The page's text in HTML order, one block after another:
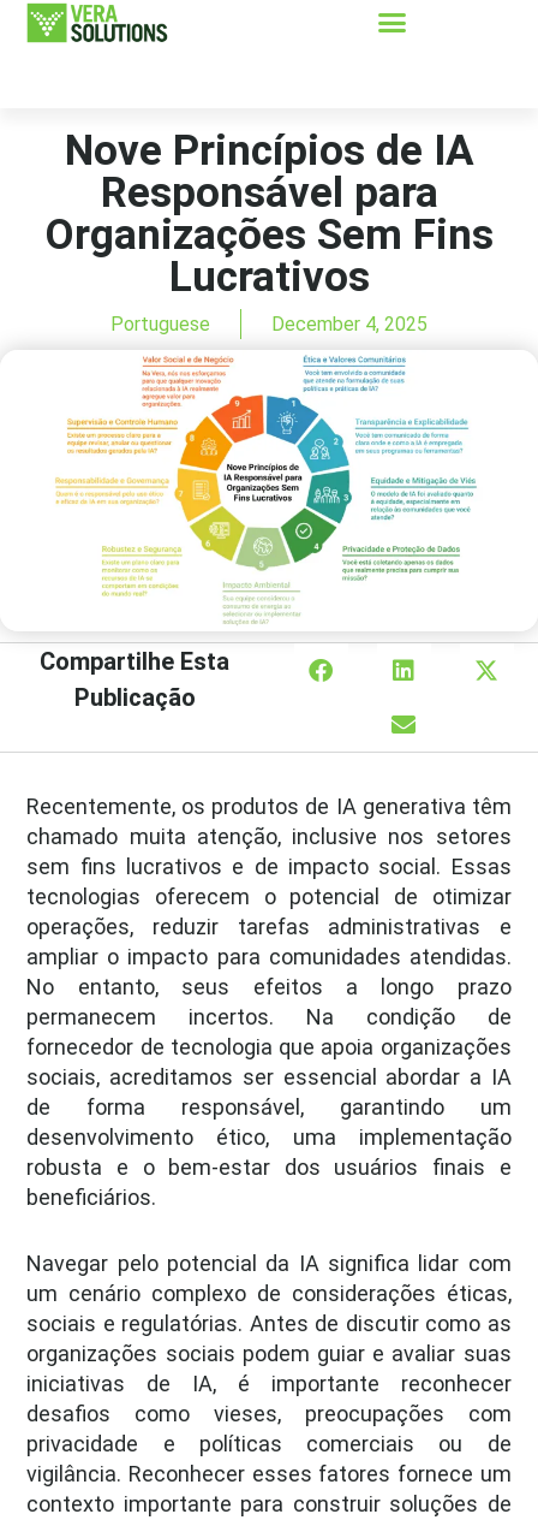
Nove Princípios de IA
Responsável para
Organizações Sem Fins
Lucrativos
Portuguese December 4, 2025
Compartilhe Esta
Publicação
Recentemente, os produtos de IA generativa têm
chamado muita atenção, inclusive nos setores
sem fins lucrativos e de impacto social. Essas
tecnologias oferecem o potencial de otimizar
operações, reduzir tarefas administrativas e
ampliar o impacto para comunidades atendidas.
No entanto, seus efeitos a longo prazo
permanecem incertos. Na condição de
fornecedor de tecnologia que apoia organizações
sociais, acreditamos ser essencial abordar a IA
de forma responsável, garantindo um
desenvolvimento ético, uma implementação
robusta e o bem-estar dos usuários finais e
beneficiários.
Navegar pelo potencial da IA significa lidar com
um cenário complexo de considerações éticas,
sociais e regulatórias. Antes de discutir como as
organizações sociais podem guiar e avaliar suas
iniciativas de IA, é importante reconhecer
desafios como vieses, preocupações com
privacidade e políticas comerciais ou de
vigilância. Reconhecer esses fatores fornece um
contexto importante para construir soluções de